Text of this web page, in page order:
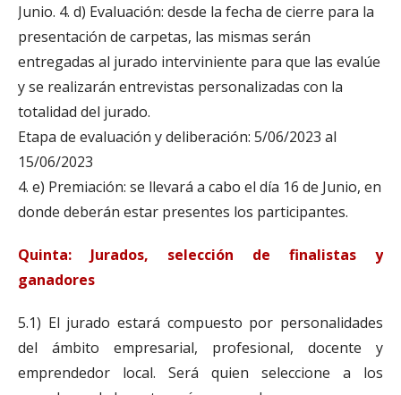
Junio. 4. d) Evaluación: desde la fecha de cierre para la
presentación de carpetas, las mismas serán
entregadas al jurado interviniente para que las evalúe
y se realizarán entrevistas personalizadas con la
totalidad del jurado.
Etapa de evaluación y deliberación: 5/06/2023 al
15/06/2023
4. e) Premiación: se llevará a cabo el día 16 de Junio, en
donde deberán estar presentes los participantes.
Quinta: Jurados, selección de finalistas y
ganadores
5.1) El jurado estará compuesto por personalidades
del ámbito empresarial, profesional, docente y
emprendedor local. Será quien seleccione a los